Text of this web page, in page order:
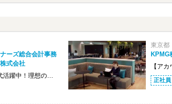
ーズ総合会計事務
式会社
活躍中！理想の…
東京都
KPMG
【ア
正社員